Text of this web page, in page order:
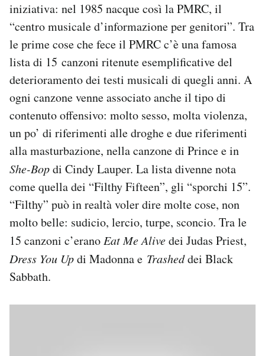
iniziativa: nel 1985 nacque così la PMRC, il
“centro musicale d’informazione per genitori”. Tra
le prime cose che fece il PMRC c’è una famosa
lista di 15 canzoni ritenute esemplificative del
deterioramento dei testi musicali di quegli anni. A
ogni canzone venne associato anche il tipo di
contenuto offensivo: molto sesso, molta violenza,
un po’ di riferimenti alle droghe e due riferimenti
alla masturbazione, nella canzone di Prince e in
She-Bopdi Cindy Lauper. La lista divenne nota
come quella dei “Filthy Fifteen”, gli “sporchi 15”.
“Filthy” può in realtà voler dire molte cose, non
molto belle: sudicio, lercio, turpe, sconcio. Tra le
15 canzoni c’eranoEat Me Alivedei Judas Priest,
Dress You Updi Madonna e Trasheddei Black
Sabbath.